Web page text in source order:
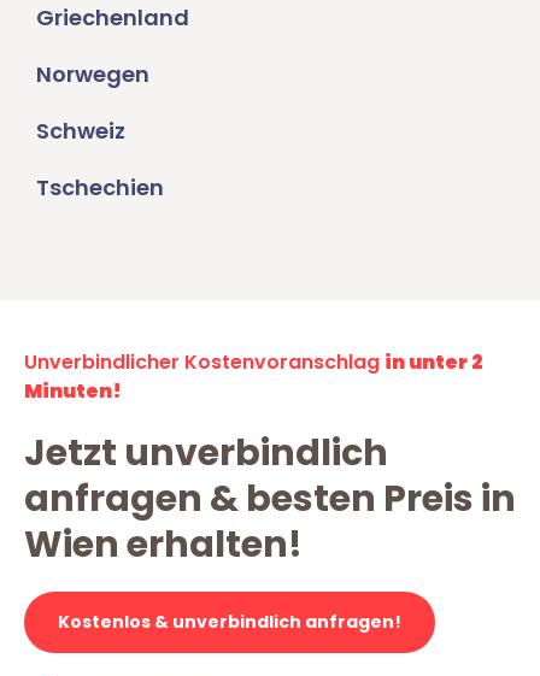
Griechenland
Norwegen
Schweiz
Tschechien
Unverbindlicher Kostenvoranschlag in unter 2
Minuten!
Jetzt unverbindlich
anfragen & besten Preis in
Wien erhalten!
Kostenlos & unverbindlich anfragen!